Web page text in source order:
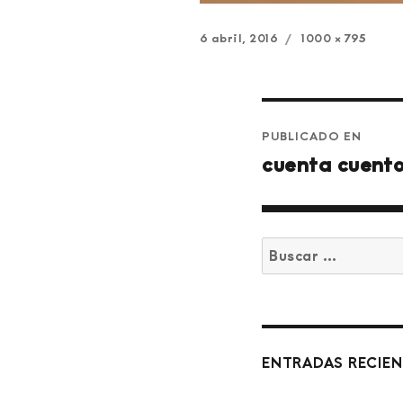
Publicado
6 abril, 2016
Tamaño
1000 × 795
de
PUBLICADO EN
cuenta
Buscar
por:
ENTRADAS